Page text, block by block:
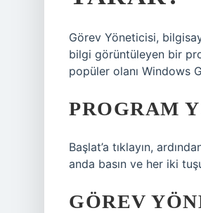
Görev Yöneticisi,
bilgi görüntüleyen bir
popüler olanı Windows
PROGRAM
Başlat’a tıklayın,
anda basın ve her iki
GÖREV